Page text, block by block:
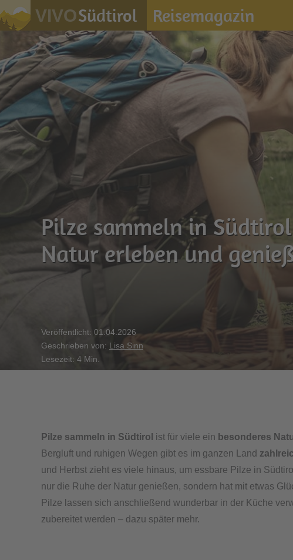
VIVOSüdtirol Reisemagazin
Pilze sammeln in
Natur erleben und
Veröffentlicht: 01.04.2026
Geschrieben von: Lisa Sinn
Lesezeit: 4 Min.
Pilze sammeln in Südtirol ist für viele ein besonderes
Bergluft und ruhigen Wegen gibt es im ganzen Land
und Herbst zieht es viele hinaus, um essbare Pilze in
nur die Ruhe der Natur genießen, sondern hat mit etwas
Pilze lassen sich anschließend wunderbar in der Küche
zubereitet werden – dazu später mehr.